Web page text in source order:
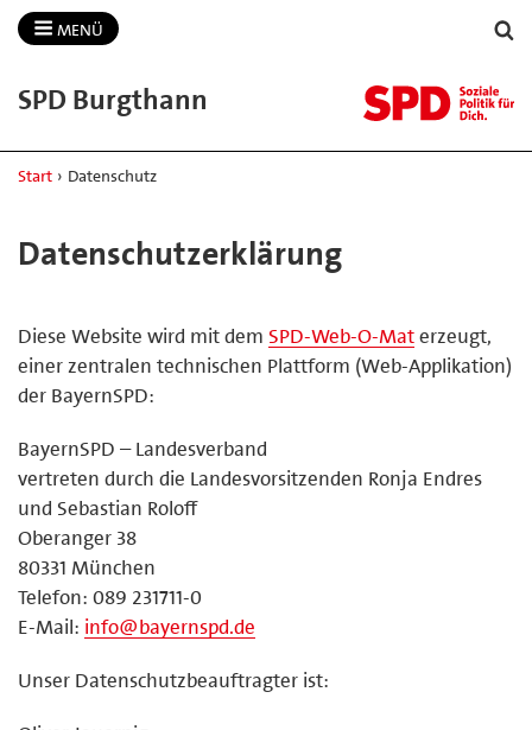
MENÜ
SPD Burgthann
Start › Datenschutz
Datenschutzerklärung
Diese Website wird mit dem SPD-Web-O-Materzeugt,
einer zentralen technischen Plattform (Web-Applikation)
der BayernSPD:
BayernSPD – Landesverband
vertreten durch die Landesvorsitzenden Ronja Endres
und Sebastian Roloff
Oberanger 38
80331 München
Telefon: 089 231711-0
E-Mail: info@bayernspd.de
Unser Datenschutzbeauftragter ist: